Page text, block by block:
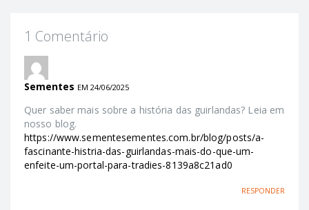
1 Comentário
Sementes EM 24/06/2025
Quer saber mais sobre a história das guirlandas? Leia em
nosso blog.
https://www.sementesementes.com.br/blog/posts/a-
fascinante-histria-das-guirlandas-mais-do-que-um-
enfeite-um-portal-para-tradies-8139a8c21ad0
RESPONDER